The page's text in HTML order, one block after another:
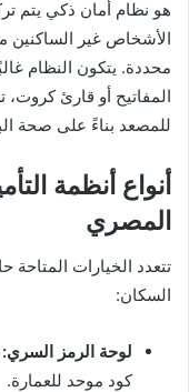
الأشخاص غير
محددة. يتكون النظام
المفاتيح أو قارئ كروت،
للمصعد بناءً على صحة
أنواع أنظمة
المصري
تتعدد الخيارات المتاحة
السكان:
لوحة الرمز السري:
كود موحد للعمارة.